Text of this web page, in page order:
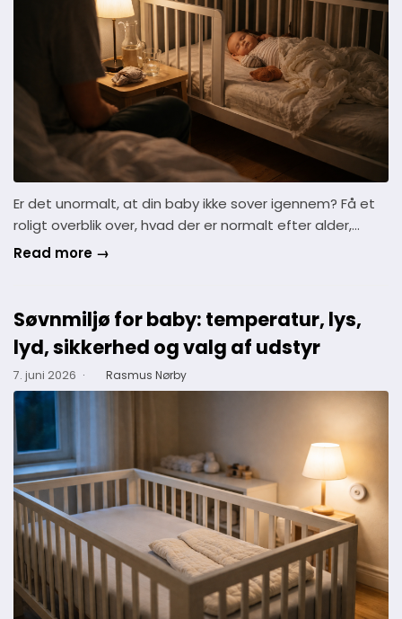
Er det unormalt, at din baby ikke sover igennem? Få et
roligt overblik over, hvad der er normalt efter alder,…
Read more →
Søvnmiljø for baby: temperatur, lys,
lyd, sikkerhed og valg af udstyr
7. juni 2026 · Rasmus Nørby